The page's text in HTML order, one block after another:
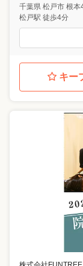
千葉県 松戸市 根本
松戸駅 徒歩4分
キー